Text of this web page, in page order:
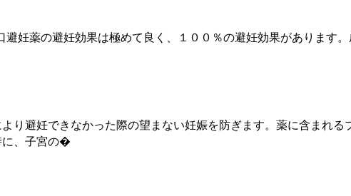
避妊薬の避妊効果は極めて良く、１００％の避妊効果があります。
避妊できなかった際の望まない妊娠を防ぎます。薬に含まれる
に、子宮の�